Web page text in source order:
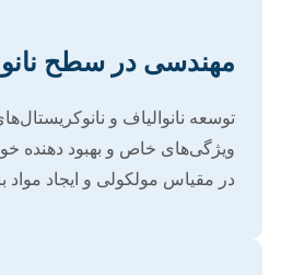
مهندسی در سطح نانو
توسعه نانوالیاف و
ویژگی‌های خاص و بهبود دهنده
در مقیاس مولکولی و ایجاد مواد